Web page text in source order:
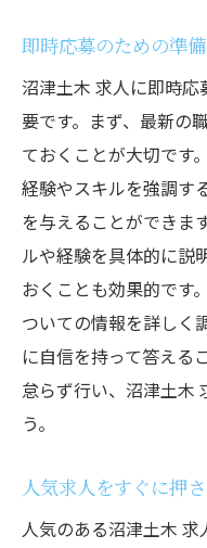
即時応募のための準備
沼津土木 求人に即時
要です。まず、最新の
ておくことが大切です
経験やスキルを強調す
を与えることができま
ルや経験を具体的に説
おくことも効果的です
ついての情報を詳しく
に自信を持って答える
怠らず行い、沼津土木
う。
人気求人をすぐに押
人気のある沼津土木